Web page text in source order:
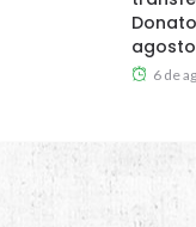
agosto
6 de